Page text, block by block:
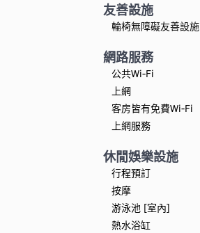
友善設施
輪椅無障礙友善設施
網路服務
公共Wi-Fi
上網
客房皆有免費Wi-Fi
上網服務
休閒娛樂設施
行程預訂
按摩
游泳池 [室內]
熱水浴缸